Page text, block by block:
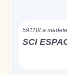
59110La
SCI